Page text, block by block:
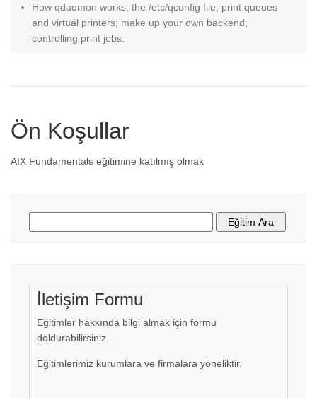
How qdaemon works; the /etc/qconfig file; print queues
and virtual printers; make up your own backend;
controlling print jobs.
Ön Koşullar
AIX Fundamentals eğitimine katılmış olmak
İletişim Formu
Eğitimler hakkında bilgi almak için formu
doldurabilirsiniz.
Eğitimlerimiz kurumlara ve firmalara yöneliktir.